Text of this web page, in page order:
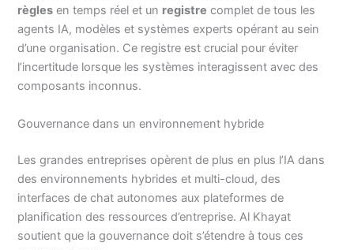
règles en temps réel et un registre complet de tous les
agents IA, modèles et systèmes experts opérant au sein
d’une organisation. Ce registre est crucial pour éviter
l’incertitude lorsque les systèmes interagissent avec des
composants inconnus.
Gouvernance dans un environnement hybride
Les grandes entreprises opèrent de plus en plus l’IA dans
des environnements hybrides et multi-cloud, des
interfaces de chat autonomes aux plateformes de
planification des ressources d’entreprise. Al Khayat
soutient que la gouvernance doit s’étendre à tous ces